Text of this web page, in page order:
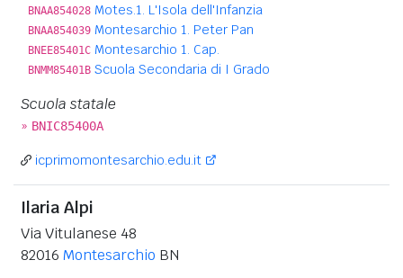
BNAA854028 Motes.1. L'Isola dell'Infanzia
BNAA854039 Montesarchio 1. Peter Pan
BNEE85401C Montesarchio 1. Cap.
BNMM85401B Scuola Secondaria di I Grado
Scuola statale
» BNIC85400A
icprimomontesarchio.edu.it
Ilaria Alpi
Via Vitulanese 48
82016 Montesarchio BN